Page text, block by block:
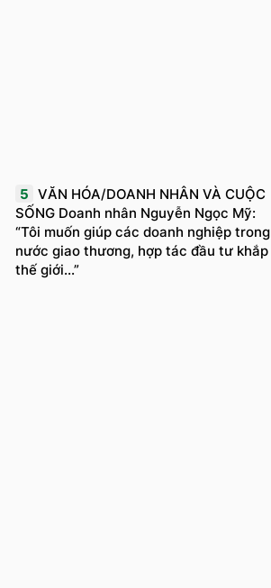
5 VĂN HÓA/DOANH NHÂN VÀ CUỘC
SỐNG Doanh nhân Nguyễn Ngọc Mỹ:
“Tôi muốn giúp các doanh nghiệp trong
nước giao thương, hợp tác đầu tư khắp
thế giới...”